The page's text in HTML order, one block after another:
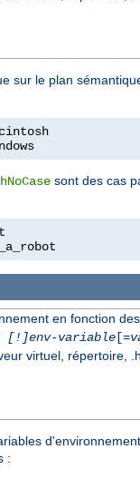
sur le plan
sont des cas
en fonction
[!]env-variable[=
virtuel, répertoire,
: